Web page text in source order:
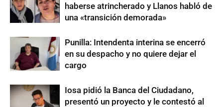
haberse atrincherado y Llanos habló de
una «transición demorada»
Punilla: Intendenta interina se encerró
en su despacho y no quiere dejar el
cargo
Iosa pidió la Banca del Ciudadano,
presentó un proyecto y le contestó al